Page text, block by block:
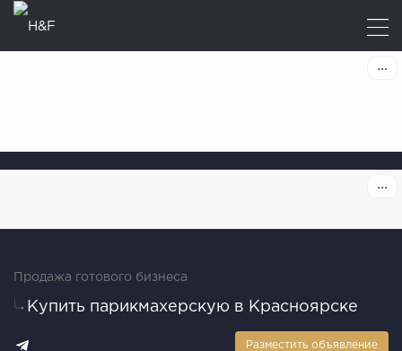
Продажа готового бизнеса
Купить парикмахерскую в Красноярске
Разместить объявление